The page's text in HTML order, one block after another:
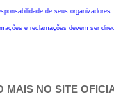
de seus
e reclamações devem ser
NO SITE